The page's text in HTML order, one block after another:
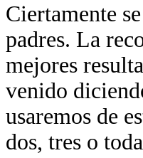
Ciertamente
padres. La
mejores
venido
usaremos de
dos, tres o